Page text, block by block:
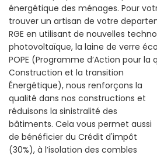
énergétique des ménages. Pour
trouver un artisan de votre
RGE en utilisant de nouvelles
photovoltaïque, la laine de verre
POPE (Programme d’Action pour la
Construction et la transition
Énergétique), nous renforçons la
qualité dans nos constructions et
réduisons la sinistralité des
bâtiments. Cela vous permet aussi
de bénéficier du Crédit d'impôt
(30%), à l’isolation des combles